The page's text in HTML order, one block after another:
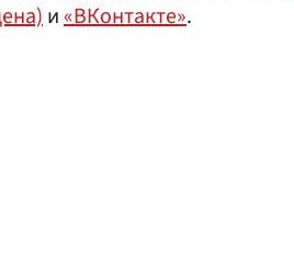
и«ВКонтакте».